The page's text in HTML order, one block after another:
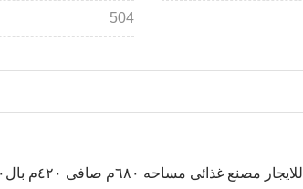
504
للايجار مصنع غذائى مساحه ٦٨٠م صافى ٤٢٠م بال٨٠٠فدان كهربا ٦٩ قابل للزياده